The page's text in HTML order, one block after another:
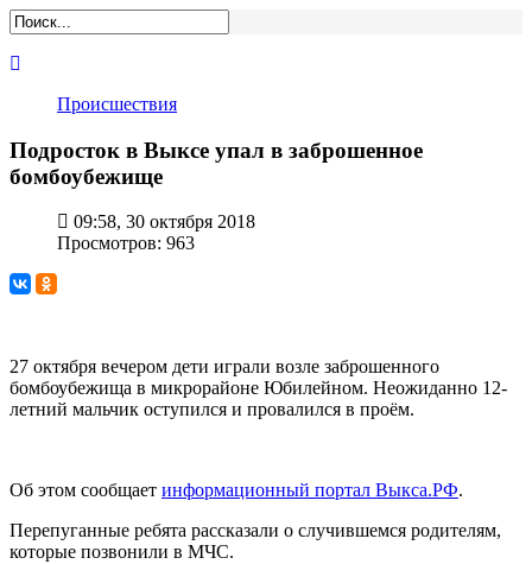
Происшествия
Подросток в Выксе упал в заброшенное
бомбоубежище
09:58, 30 октября 2018
Просмотров: 963
27 октября вечером дети играли возле заброшенного
бомбоубежища в микрорайоне Юбилейном. Неожиданно 12-
летний мальчик оступился и провалился в проём.
Об этом сообщает информационный портал Выкса.РФ.
Перепуганные ребята рассказали о случившемся родителям,
которые позвонили в МЧС.